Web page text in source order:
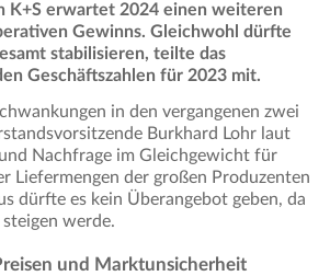
K+S erwartet 2024 einen weiteren
Gewinns. Gleichwohl dürfte
stabilisieren, teilte das
Geschäftszahlen für 2023 mit.
in den vergangenen zwei
Burkhard Lohr laut
Nachfrage im Gleichgewicht für
Liefermengen der großen Produzenten
dürfte es kein Überangebot geben, da
werde.
und Marktunsicherheit